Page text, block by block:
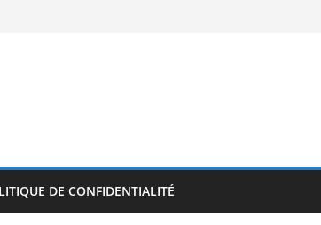
DE CONFIDENTIALITÉ